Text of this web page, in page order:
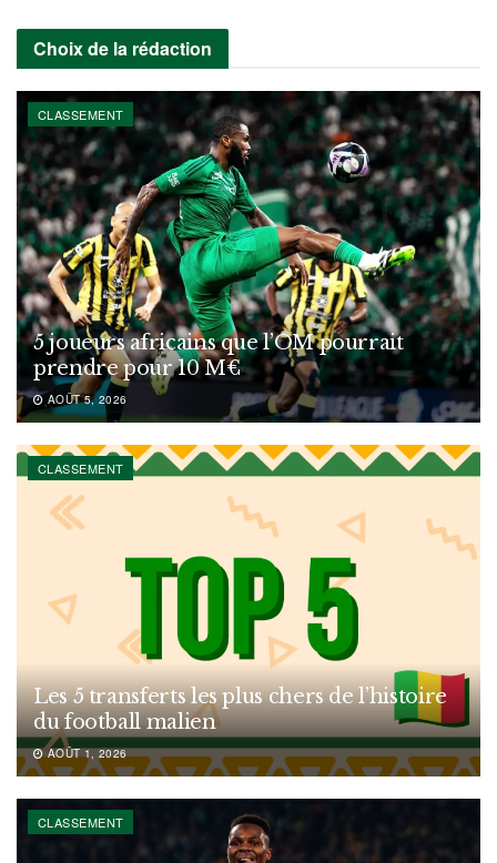
Choix de la rédaction
CLASSEMENT
5 joueurs africains que l’OM pourrait
prendre pour 10 M€
AOÛT 5, 2026
CLASSEMENT
Les 5 transferts les plus chers de l’histoire
du football malien
AOÛT 1, 2026
CLASSEMENT